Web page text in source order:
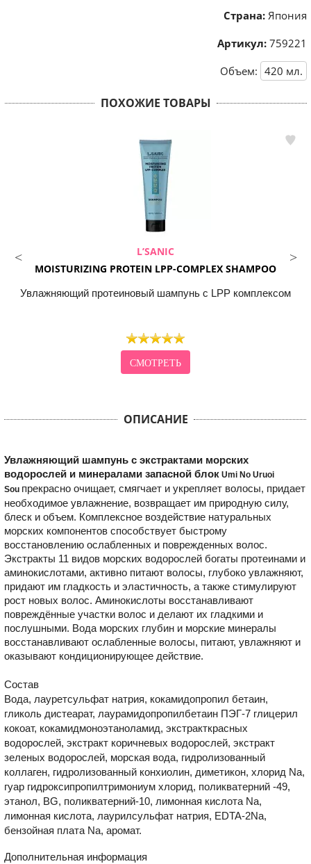
Страна: Япония
Артикул: 759221
Объем: 420 мл.
ПОХОЖИЕ ТОВАРЫ
L’SANIC
MOISTURIZING PROTEIN LPP-COMPLEX SHAMPOO
Увлажняющий протеиновый шампунь с LPP комплексом
СМОТРЕТЬ
ОПИСАНИЕ
Увлажняющий шампунь с экстрактами морских
водорослей и минералами запасной блок Umi No Uruoi
Sou прекрасно очищает, смягчает и укрепляет волосы, придает
необходимое увлажнение, возвращает им природную силу,
блеск и объем. Комплексное воздействие натуральных
морских компонентов способствует быстрому
восстановлению ослабленных и поврежденных волос.
Экстракты 11 видов морских водорослей богаты протеинами и
аминокислотами, активно питают волосы, глубоко увлажняют,
придают им гладкость и эластичность, а также стимулируют
рост новых волос. Аминокислоты восстанавливают
повреждённые участки волос и делают их гладкими и
послушными. Вода морских глубин и морские минералы
восстанавливают ослабленные волосы, питают, увлажняют и
оказывают кондиционирующее действие.
Состав
Вода, лауретсульфат натрия, кокамидопропил бетаин,
гликоль дистеарат, лаурамидопропилбетаин ПЭГ-7 глицерил
кокоат, кокамидмоноэтаноламид, экстракткрасных
водорослей, экстракт коричневых водорослей, экстракт
зеленых водорослей, морская вода, гидролизованный
коллаген, гидролизованный конхиолин, диметикон, хлорид Na,
гуар гидроксипропилтримониум хлорид, поликватерний -49,
этанол, BG, поликватерний-10, лимонная кислота Na,
лимонная кислота, лаурилсульфат натрия, EDTA-2Na,
бензойная плата Na, аромат.
Дополнительная информация